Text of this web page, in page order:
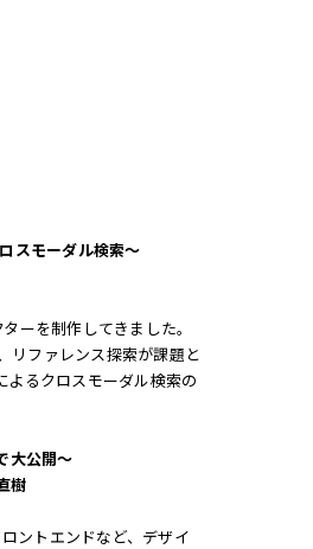
スモーダル検索〜
ーを制作してきました。
リファレンス探索が課題と
よるクロスモーダル検索の
大公開〜
樹
ントエンドなど、デザイ